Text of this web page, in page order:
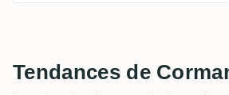
Tendances de